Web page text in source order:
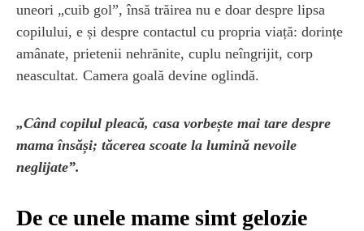
uneori „cuib gol”, însă trăirea nu e doar despre lipsa
copilului, e și despre contactul cu propria viață: dorințe
amânate, prietenii nehrănite, cuplu neîngrijit, corp
neascultat. Camera goală devine oglindă.
„Când copilul pleacă, casa vorbește mai tare despre
mama însăși; tăcerea scoate la lumină nevoile
neglijate”.
De ce unele mame simt gelozie